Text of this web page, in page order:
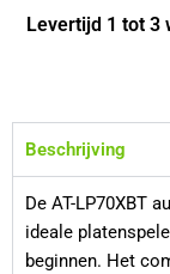
Levertijd 1 tot 3
Beschrijving
De AT-LP70XBT
ideale
beginnen. Het